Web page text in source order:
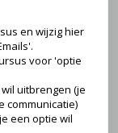
en wijzig hier
voor 'optie
uitbrengen (je
communicatie)
een optie wil